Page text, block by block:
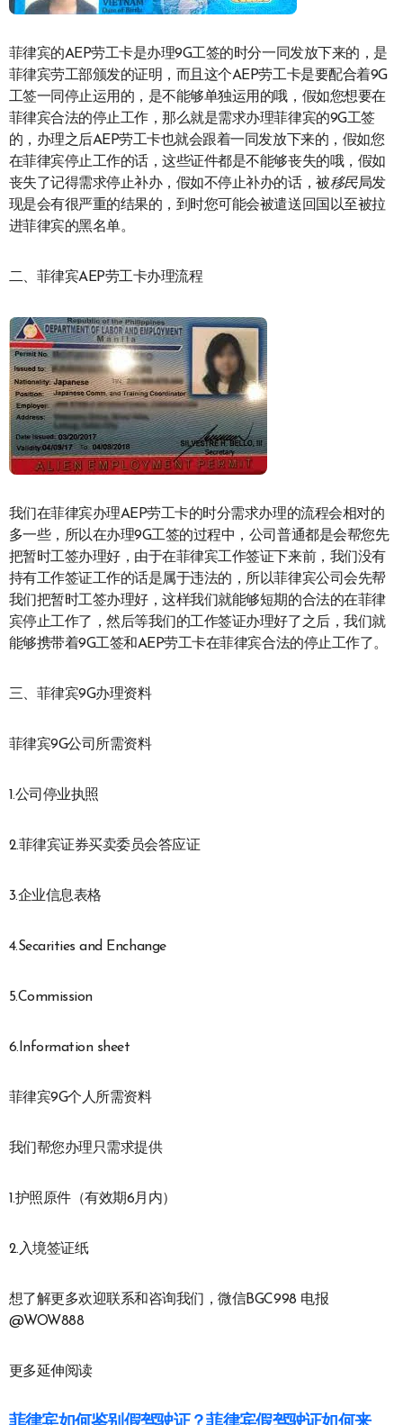
菲律宾的AEP劳工卡是办理9G工签的时分一同发放下来的，是
菲律宾劳工部颁发的证明，而且这个AEP劳工卡是要配合着9G
工签一同停止运用的，是不能够单独运用的哦，假如您想要在
菲律宾合法的停止工作，那么就是需求办理菲律宾的9G工签
的，办理之后AEP劳工卡也就会跟着一同发放下来的，假如您
在菲律宾停止工作的话，这些证件都是不能够丧失的哦，假如
丧失了记得需求停止补办，假如不停止补办的话，被移民局发
现是会有很严重的结果的，到时您可能会被遣送回国以至被拉
进菲律宾的黑名单。
二、菲律宾AEP劳工卡办理流程
我们在菲律宾办理AEP劳工卡的时分需求办理的流程会相对的
多一些，所以在办理9G工签的过程中，公司普通都是会帮您先
把暂时工签办理好，由于在菲律宾工作签证下来前，我们没有
持有工作签证工作的话是属于违法的，所以菲律宾公司会先帮
我们把暂时工签办理好，这样我们就能够短期的合法的在菲律
宾停止工作了，然后等我们的工作签证办理好了之后，我们就
能够携带着9G工签和AEP劳工卡在菲律宾合法的停止工作了。
三、菲律宾9G办理资料
菲律宾9G公司所需资料
1.公司停业执照
2.菲律宾证券买卖委员会答应证
3.企业信息表格
4.Secarities and Enchange
5.Commission
6.Information sheet
菲律宾9G个人所需资料
我们帮您办理只需求提供
1.护照原件（有效期6月内）
2.入境签证纸
想了解更多欢迎联系和咨询我们，微信BGC998 电报
@WOW888
更多延伸阅读